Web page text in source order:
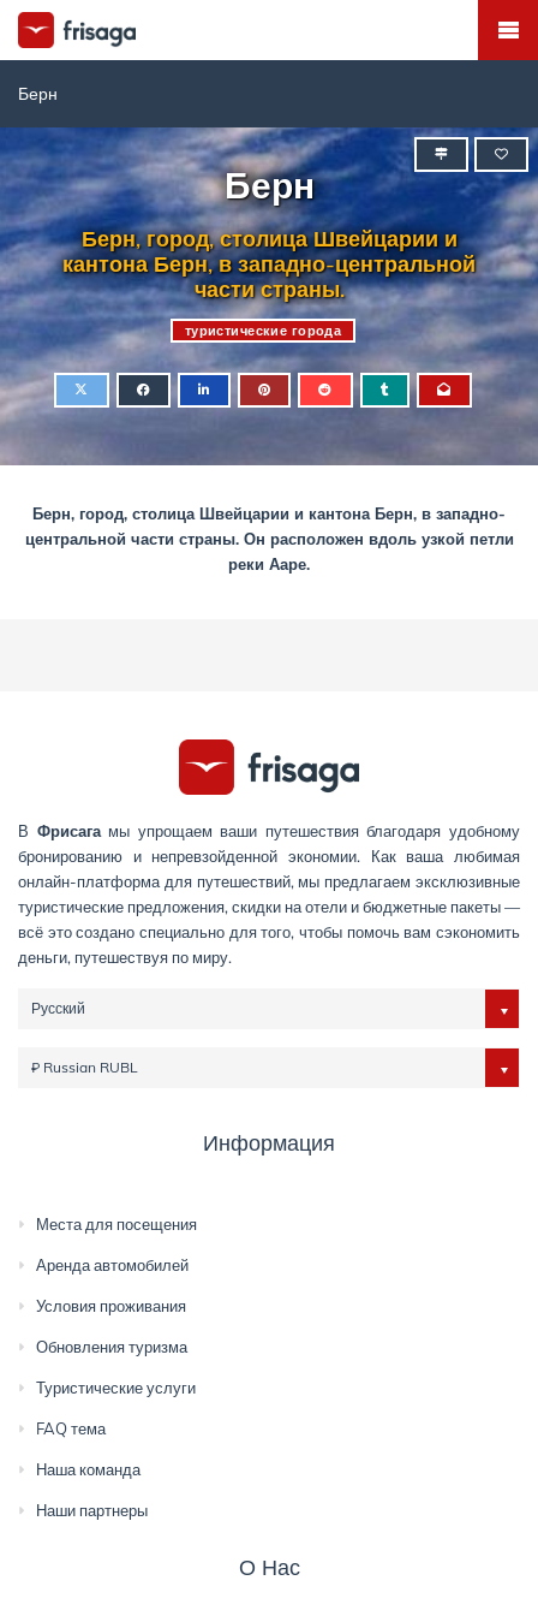
Берн
Берн
Берн, город, столица Швейцарии и
кантона Берн, в западно-центральной
части страны.
туристические города
Берн, город, столица Швейцарии и кантона Берн, в западно-
центральной части страны. Он расположен вдоль узкой петли
реки Ааре.
В Фрисагамы упрощаем ваши путешествия благодаря удобному
бронированию и непревзойденной экономии. Как ваша любимая
онлайн-платформа для путешествий, мы предлагаем эксклюзивные
туристические предложения, скидки на отели и бюджетные пакеты —
всё это создано специально для того, чтобы помочь вам сэкономить
деньги, путешествуя по миру.
Русский
₽ Russian RUBL
Информация
Места для посещения
Аренда автомобилей
Условия проживания
Обновления туризма
Туристические услуги
FAQ тема
Наша команда
Наши партнеры
О Нас